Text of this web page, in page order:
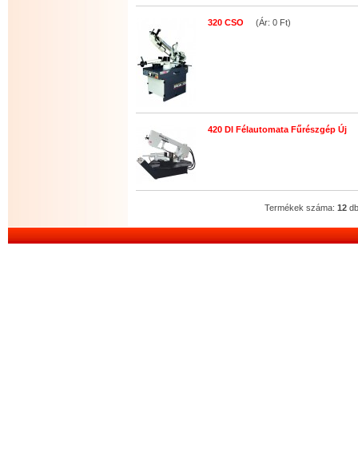
320 CSO (Ár: 0 Ft)
420 DI Félautomata Fűrészgép Új
Termékek száma: 12 db